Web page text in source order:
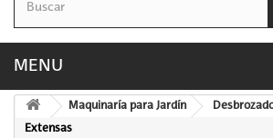
MENU
Maquinaría para Jardín
Extensas